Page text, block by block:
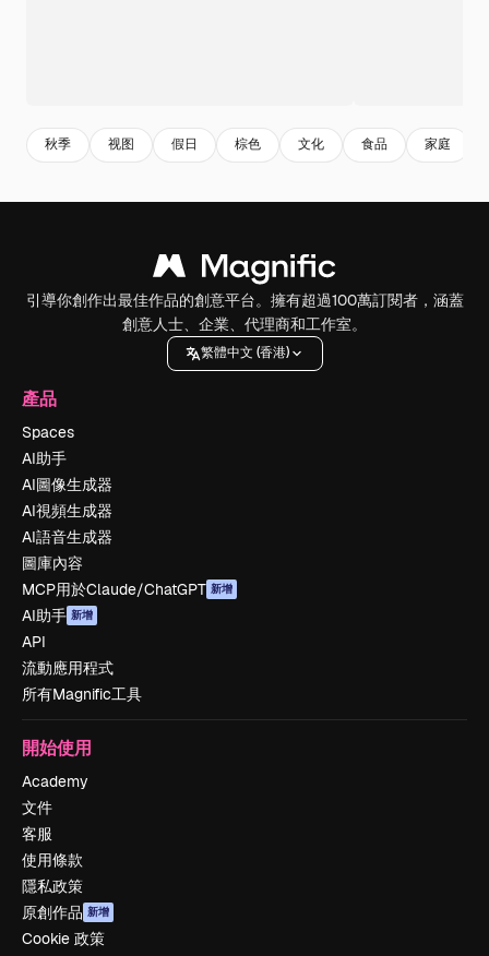
秋季 视图 假日 棕色 文化 食品 家庭
引導你創作出最佳作品的創意平台。擁有超過100萬訂閱者，涵蓋
創意人士、企業、代理商和工作室。
繁體中文 (香港)
產品
Spaces
AI助手
AI圖像生成器
AI視頻生成器
AI語音生成器
圖庫內容
MCP用於Claude/ChatGPT 新增
AI助手 新增
API
流動應用程式
所有Magnific工具
開始使用
Academy
文件
客服
使用條款
隱私政策
原創作品 新增
Cookie 政策